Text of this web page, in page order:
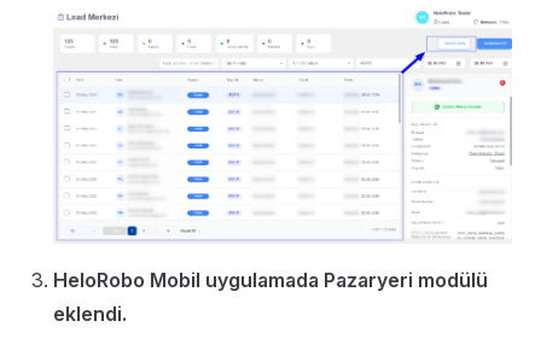
HeloRobo Mobil uygulamada Pazaryeri modülü
eklendi.